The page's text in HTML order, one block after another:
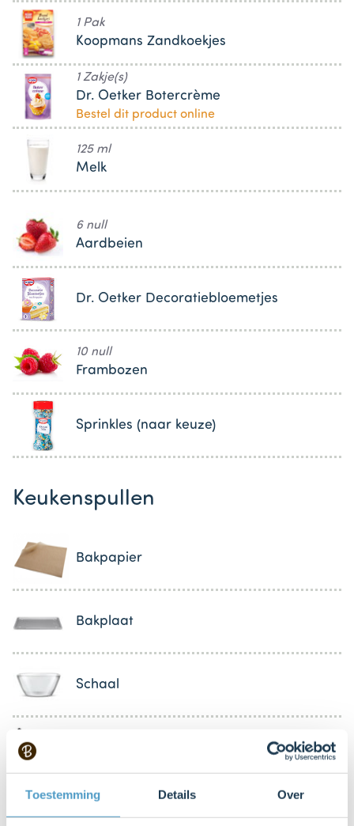
Toestemming Details Over
1 Pak
Koopmans Zandkoekjes
1 Zakje(s)
Dr. Oetker Botercrème
Bestel dit product online
125 ml
Melk
6 null
Aardbeien
Dr. Oetker Decoratiebloemetjes
10 null
Frambozen
Sprinkles (naar keuze)
Keukenspullen
Bakpapier
Bakplaat
Schaal